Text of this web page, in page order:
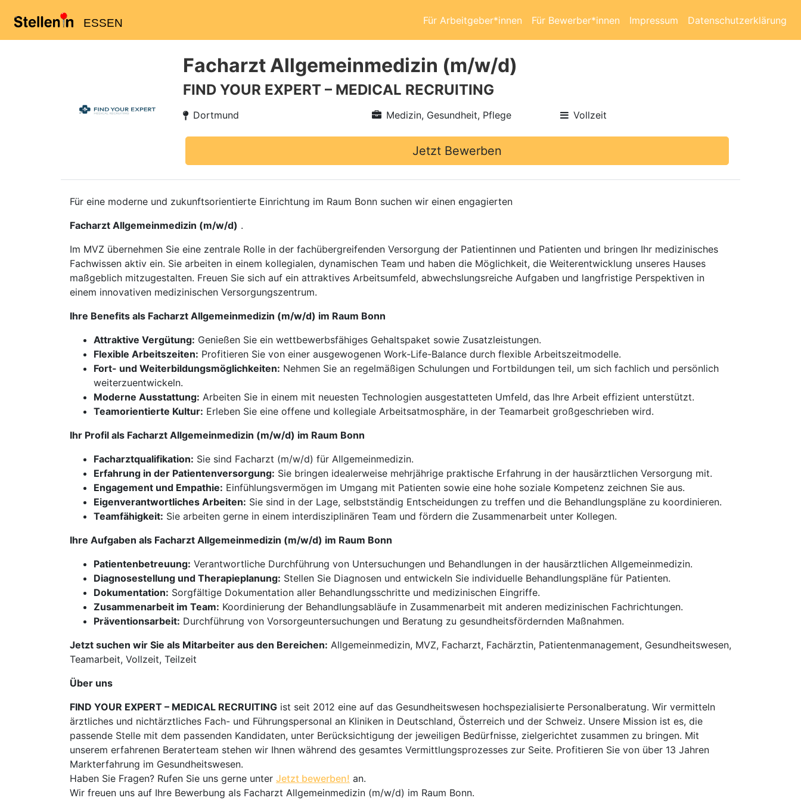
ESSEN Für Arbeitgeber*innen Für Bewerber*innen Impressum Datenschutzerklärung
Facharzt Allgemeinmedizin (m/w/d)
FIND YOUR EXPERT – MEDICAL RECRUITING
Dortmund Medizin, Gesundheit, Pflege Vollzeit
Jetzt Bewerben
Für eine moderne und zukunftsorientierte Einrichtung im Raum Bonn suchen wir einen engagierten
Facharzt Allgemeinmedizin (m/w/d) .
Im MVZ übernehmen Sie eine zentrale Rolle in der fachübergreifenden Versorgung der Patientinnen und Patienten und bringen Ihr medizinisches
Fachwissen aktiv ein. Sie arbeiten in einem kollegialen, dynamischen Team und haben die Möglichkeit, die Weiterentwicklung unseres Hauses
maßgeblich mitzugestalten. Freuen Sie sich auf ein attraktives Arbeitsumfeld, abwechslungsreiche Aufgaben und langfristige Perspektiven in
einem innovativen medizinischen Versorgungszentrum.
Ihre Benefits als Facharzt Allgemeinmedizin (m/w/d) im Raum Bonn
Attraktive Vergütung: Genießen Sie ein wettbewerbsfähiges Gehaltspaket sowie Zusatzleistungen.
Flexible Arbeitszeiten: Profitieren Sie von einer ausgewogenen Work-Life-Balance durch flexible Arbeitszeitmodelle.
Fort- und Weiterbildungsmöglichkeiten: Nehmen Sie an regelmäßigen Schulungen und Fortbildungen teil, um sich fachlich und persönlich
weiterzuentwickeln.
Moderne Ausstattung: Arbeiten Sie in einem mit neuesten Technologien ausgestatteten Umfeld, das Ihre Arbeit effizient unterstützt.
Teamorientierte Kultur: Erleben Sie eine offene und kollegiale Arbeitsatmosphäre, in der Teamarbeit großgeschrieben wird.
Ihr Profil als Facharzt Allgemeinmedizin (m/w/d) im Raum Bonn
Facharztqualifikation: Sie sind Facharzt (m/w/d) für Allgemeinmedizin.
Erfahrung in der Patientenversorgung: Sie bringen idealerweise mehrjährige praktische Erfahrung in der hausärztlichen Versorgung mit.
Engagement und Empathie: Einfühlungsvermögen im Umgang mit Patienten sowie eine hohe soziale Kompetenz zeichnen Sie aus.
Eigenverantwortliches Arbeiten: Sie sind in der Lage, selbstständig Entscheidungen zu treffen und die Behandlungspläne zu koordinieren.
Teamfähigkeit: Sie arbeiten gerne in einem interdisziplinären Team und fördern die Zusammenarbeit unter Kollegen.
Ihre Aufgaben als Facharzt Allgemeinmedizin (m/w/d) im Raum Bonn
Patientenbetreuung: Verantwortliche Durchführung von Untersuchungen und Behandlungen in der hausärztlichen Allgemeinmedizin.
Diagnosestellung und Therapieplanung: Stellen Sie Diagnosen und entwickeln Sie individuelle Behandlungspläne für Patienten.
Dokumentation: Sorgfältige Dokumentation aller Behandlungsschritte und medizinischen Eingriffe.
Zusammenarbeit im Team: Koordinierung der Behandlungsabläufe in Zusammenarbeit mit anderen medizinischen Fachrichtungen.
Präventionsarbeit: Durchführung von Vorsorgeuntersuchungen und Beratung zu gesundheitsfördernden Maßnahmen.
Jetzt suchen wir Sie als Mitarbeiter aus den Bereichen: Allgemeinmedizin, MVZ, Facharzt, Fachärztin, Patientenmanagement, Gesundheitswesen,
Teamarbeit, Vollzeit, Teilzeit
Über uns
FIND YOUR EXPERT – MEDICAL RECRUITING ist seit 2012 eine auf das Gesundheitswesen hochspezialisierte Personalberatung. Wir vermitteln
ärztliches und nichtärztliches Fach- und Führungspersonal an Kliniken in Deutschland, Österreich und der Schweiz. Unsere Mission ist es, die
passende Stelle mit dem passenden Kandidaten, unter Berücksichtigung der jeweiligen Bedürfnisse, zielgerichtet zusammen zu bringen. Mit
unserem erfahrenen Beraterteam stehen wir Ihnen während des gesamtes Vermittlungsprozesses zur Seite. Profitieren Sie von über 13 Jahren
Markterfahrung im Gesundheitswesen.
Haben Sie Fragen? Rufen Sie uns gerne unter Jetzt bewerben! an.
Wir freuen uns auf Ihre Bewerbung als Facharzt Allgemeinmedizin (m/w/d) im Raum Bonn.